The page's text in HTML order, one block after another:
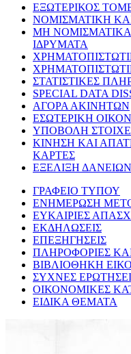
ΕΞΩΤΕΡΙΚΟΣ
ΝΟΜΙΣΜΑΤΙΚΗ
ΜΗ
ΙΔΡΥΜΑΤΑ
ΣΤΑΤΙΣΤΙΚΕΣ
SPECIAL DATA
ΑΓΟΡΑ ΑΚΙΝΗΤΩΝ
ΕΣΩΤΕΡΙΚΗ
ΥΠΟΒΟΛΗ
ΚΙΝΗΣΗ ΚΑΙ
ΚΑΡΤΕΣ
ΕΞΕΛΙΞΗ
ΓΡΑΦΕΙΟ ΤΥΠΟΥ
ΕΝΗΜΕΡΩΣΗ
ΕΥΚΑΙΡΙΕΣ
ΕΚΔΗΛΩΣΕΙΣ
ΕΠΕΞΗΓΗΣΕΙΣ
ΠΛΗΡΟΦΟΡΙΕΣ
ΒΙΒΛΙΟΘΗΚΗ
ΣΥΧΝΕΣ
ΟΙΚΟΝΟΜΙΚΕΣ
ΕΙΔΙΚΑ ΘΕΜΑΤΑ